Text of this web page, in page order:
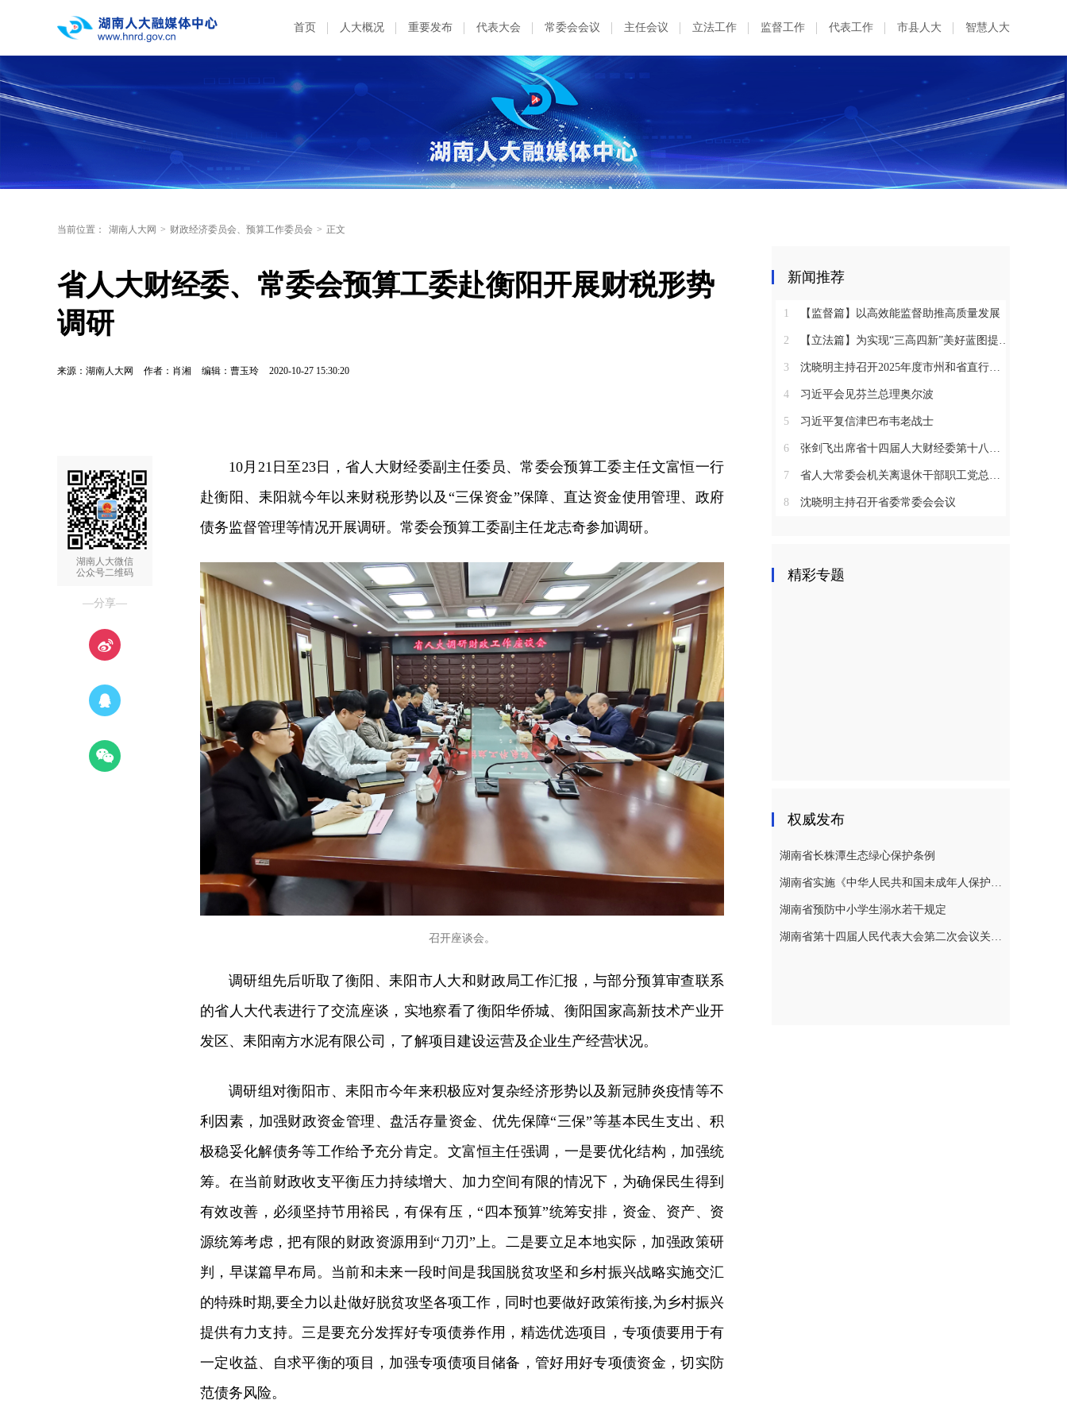
首页 人大概况 重要发布 代表大会 常委会会议 主任会议 立法工作 监督工作 代表工作 市县人大 智慧人大
当前位置： 湖南人大网 > 财政经济委员会、预算工作委员会 > 正文
省人大财经委、常委会预算工委赴衡阳开展财税形势
调研
来源：湖南人大网 作者：肖湘 编辑：曹玉玲 2020-10-27 15:30:20
湖南人大微信
公众号二维码
—分享—
10月21日至23日，省人大财经委副主任委员、常委会预算工委主任文富恒一行
赴衡阳、耒阳就今年以来财税形势以及“三保资金”保障、直达资金使用管理、政府
债务监督管理等情况开展调研。常委会预算工委副主任龙志奇参加调研。
召开座谈会。
调研组先后听取了衡阳、耒阳市人大和财政局工作汇报，与部分预算审查联系
的省人大代表进行了交流座谈，实地察看了衡阳华侨城、衡阳国家高新技术产业开
发区、耒阳南方水泥有限公司，了解项目建设运营及企业生产经营状况。
调研组对衡阳市、耒阳市今年来积极应对复杂经济形势以及新冠肺炎疫情等不
利因素，加强财政资金管理、盘活存量资金、优先保障“三保”等基本民生支出、积
极稳妥化解债务等工作给予充分肯定。文富恒主任强调，一是要优化结构，加强统
筹。在当前财政收支平衡压力持续增大、加力空间有限的情况下，为确保民生得到
有效改善，必须坚持节用裕民，有保有压，“四本预算”统筹安排，资金、资产、资
源统筹考虑，把有限的财政资源用到“刀刃”上。二是要立足本地实际，加强政策研
判，早谋篇早布局。当前和未来一段时间是我国脱贫攻坚和乡村振兴战略实施交汇
的特殊时期,要全力以赴做好脱贫攻坚各项工作，同时也要做好政策衔接,为乡村振兴
提供有力支持。三是要充分发挥好专项债券作用，精选优选项目，专项债要用于有
一定收益、自求平衡的项目，加强专项债项目储备，管好用好专项债资金，切实防
范债务风险。
新闻推荐
1 【监督篇】以高效能监督助推高质量发展
2 【立法篇】为实现“三高四新”美好蓝图提供坚实法治保障
3 沈晓明主持召开2025年度市州和省直行业系统党（工）委书记抓基层党建工作述职评议会议
4 习近平会见芬兰总理奥尔波
5 习近平复信津巴布韦老战士
6 张剑飞出席省十四届人大财经委第十八次全体会议
7 省人大常委会机关离退休干部职工党总支召开2025年度总结表彰大会
8 沈晓明主持召开省委常委会会议
精彩专题
权威发布
湖南省长株潭生态绿心保护条例
湖南省实施《中华人民共和国未成年人保护法》若干规定
湖南省预防中小学生溺水若干规定
湖南省第十四届人民代表大会第二次会议关于湖南省人民代表大会常务委员会工作报告的决议